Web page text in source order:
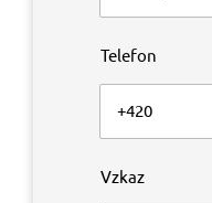
Telefon
Vzkaz